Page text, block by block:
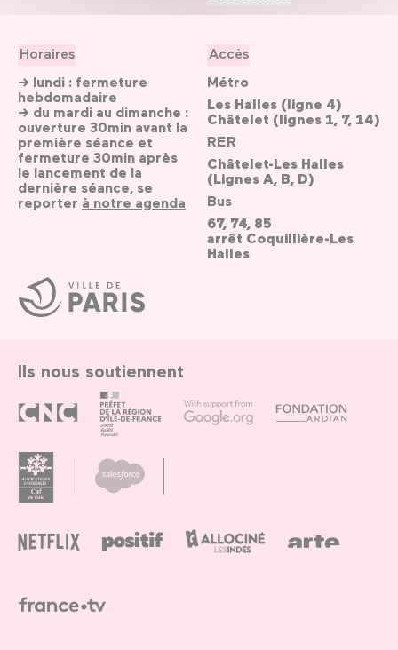
Ville
de
Paris
Horaires
→ lundi : fermeture
hebdomadaire
→ du mardi au dimanche :
ouverture 30min avant la
première séance et
fermeture 30min après
le lancement de la
dernière séance, se
reporter à notre agenda
Accès
Métro
Les Halles (ligne 4)
Châtelet (lignes 1, 7, 14)
RER
Châtelet-Les Halles
(Lignes A, B, D)
Bus
67, 74, 85
arrêt Coquillière-Les
Halles
Ils nous soutiennent